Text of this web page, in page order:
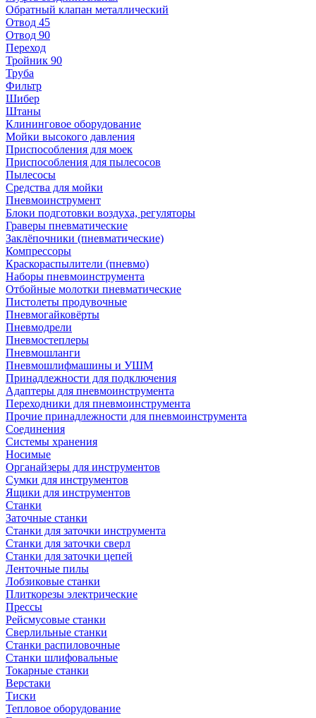
Обратный клапан металлический
Отвод 45
Отвод 90
Переход
Тройник 90
Труба
Фильтр
Шибер
Штаны
Клининговое оборудование
Мойки высокого давления
Приспособления для моек
Приспособления для пылесосов
Пылесосы
Средства для мойки
Пневмоинструмент
Блоки подготовки воздуха, регуляторы
Граверы пневматические
Заклёпочники (пневматические)
Компрессоры
Краскораспылители (пневмо)
Наборы пневмоинструмента
Отбойные молотки пневматические
Пистолеты продувочные
Пневмогайковёрты
Пневмодрели
Пневмостеплеры
Пневмошланги
Пневмошлифмашины и УШМ
Принадлежности для подключения
Адаптеры для пневмоинструмента
Переходники для пневмоинструмента
Прочие принадлежности для пневмоинструмента
Соединения
Системы хранения
Носимые
Органайзеры для инструментов
Сумки для инструментов
Ящики для инструментов
Станки
Заточные станки
Станки для заточки инструмента
Станки для заточки сверл
Станки для заточки цепей
Ленточные пилы
Лобзиковые станки
Плиткорезы электрические
Прессы
Рейсмусовые станки
Сверлильные станки
Станки распиловочные
Станки шлифовальные
Токарные станки
Верстаки
Тиски
Тепловое оборудование